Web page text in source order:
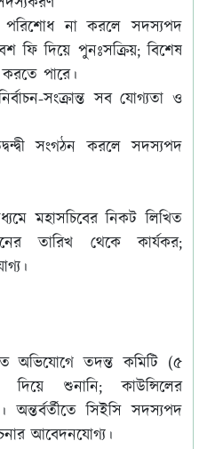
না করলে সদস্যপদ
ফি দিয়ে পুনঃসক্রিয়; বিশেষ
পারে।
সংক্রান্ত সব যোগ্যতা ও
সংগঠন করলে সদস্যপদ
মহাসচিবের নিকট লিখিত
তারিখ থেকে কার্যকর;
অভিযোগে তদন্ত কমিটি (৫
শুনানি; কাউন্সিলের
অন্তর্বর্তীতে সিইসি সদস্যপদ
আবেদনযোগ্য।